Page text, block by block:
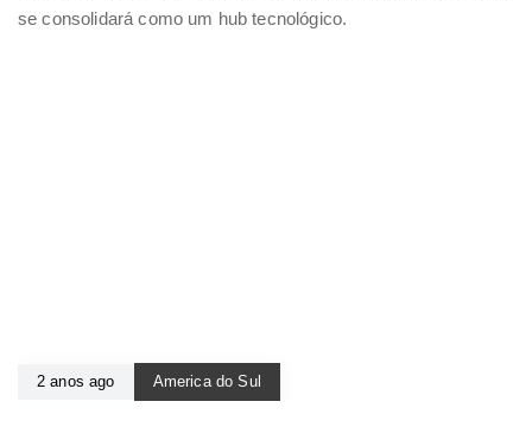
se consolidará como um hub tecnológico.
2 anos ago America do Sul